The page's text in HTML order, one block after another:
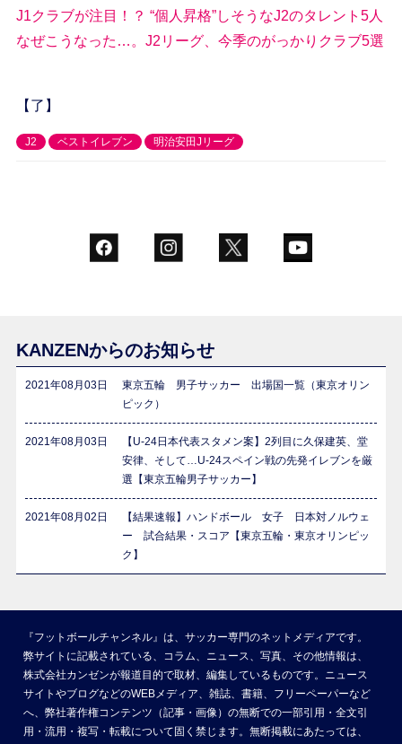
J1クラブが注目！？ “個人昇格”しそうなJ2のタレント5人
なぜこうなった…。J2リーグ、今季のがっかりクラブ5選
【了】
J2 ベストイレブン 明治安田Jリーグ
KANZENからのお知らせ
2021年08月03日
東京五輪 男子サッカー 出場国一覧（東京オリン
ピック）
2021年08月03日
【U-24日本代表スタメン案】2列目に久保建英、堂
安律、そして…U-24スペイン戦の先発イレブンを厳
選【東京五輪男子サッカー】
2021年08月02日
【結果速報】ハンドボール 女子 日本対ノルウェ
ー 試合結果・スコア【東京五輪・東京オリンピッ
ク】
『フットボールチャンネル』は、サッカー専門のネットメディアです。
弊サイトに記載されている、コラム、ニュース、写真、その他情報は、
株式会社カンゼンが報道目的で取材、編集しているものです。ニュース
サイトやブログなどのWEBメディア、雑誌、書籍、フリーペーパーなど
へ、弊社著作権コンテンツ（記事・画像）の無断での一部引用・全文引
用・流用・複写・転載について固く禁じます。無断掲載にあたっては、